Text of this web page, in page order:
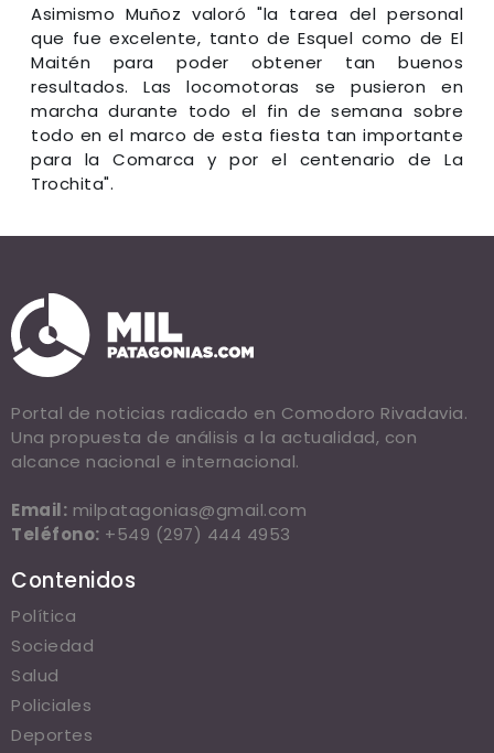
Asimismo Muñoz valoró "la tarea del personal
que fue excelente, tanto de Esquel como de El
Maitén para poder obtener tan buenos
resultados. Las locomotoras se pusieron en
marcha durante todo el fin de semana sobre
todo en el marco de esta fiesta tan importante
para la Comarca y por el centenario de La
Trochita".
Portal de noticias radicado en Comodoro Rivadavia.
Una propuesta de análisis a la actualidad, con
alcance nacional e internacional.
Email: milpatagonias@gmail.com
Teléfono: +549 (297) 444 4953
Contenidos
Política
Sociedad
Salud
Policiales
Deportes